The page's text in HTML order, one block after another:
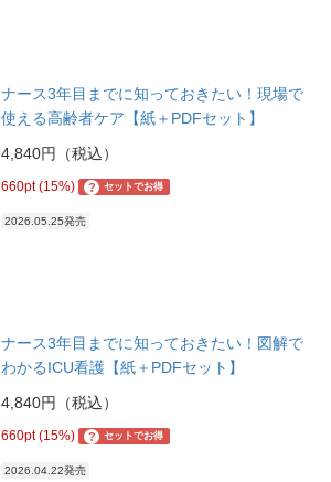
ナース3年目までに知っておきたい！現場で
使える高齢者ケア【紙＋PDFセット】
4,840円（税込）
660pt (15%) ? セットでお得
2026.05.25発売
ナース3年目までに知っておきたい！図解で
わかるICU看護【紙＋PDFセット】
4,840円（税込）
660pt (15%) ? セットでお得
2026.04.22発売